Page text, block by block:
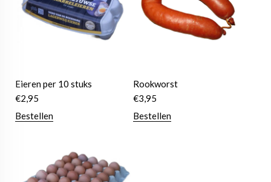
Eieren per 10 stuks
€2,95
Bestellen
Rookworst
€3,95
Bestellen